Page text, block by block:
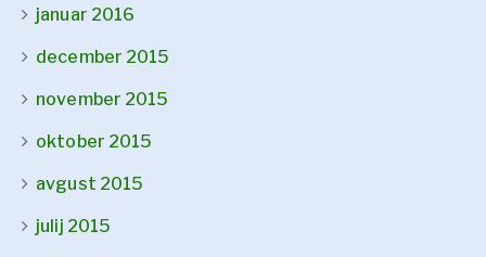
januar 2016
december 2015
november 2015
oktober 2015
avgust 2015
julij 2015